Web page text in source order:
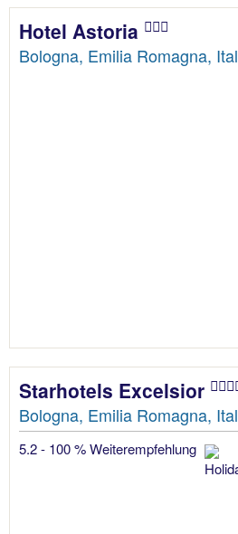
Hotel Astoria
Bologna, Emilia Romagna,
Starhotels Excelsior
Bologna, Emilia Romagna,
5.2 - 100 % Weiterempfehlung